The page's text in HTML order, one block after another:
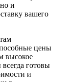
и
вашего
цены
высокое
готовы
и